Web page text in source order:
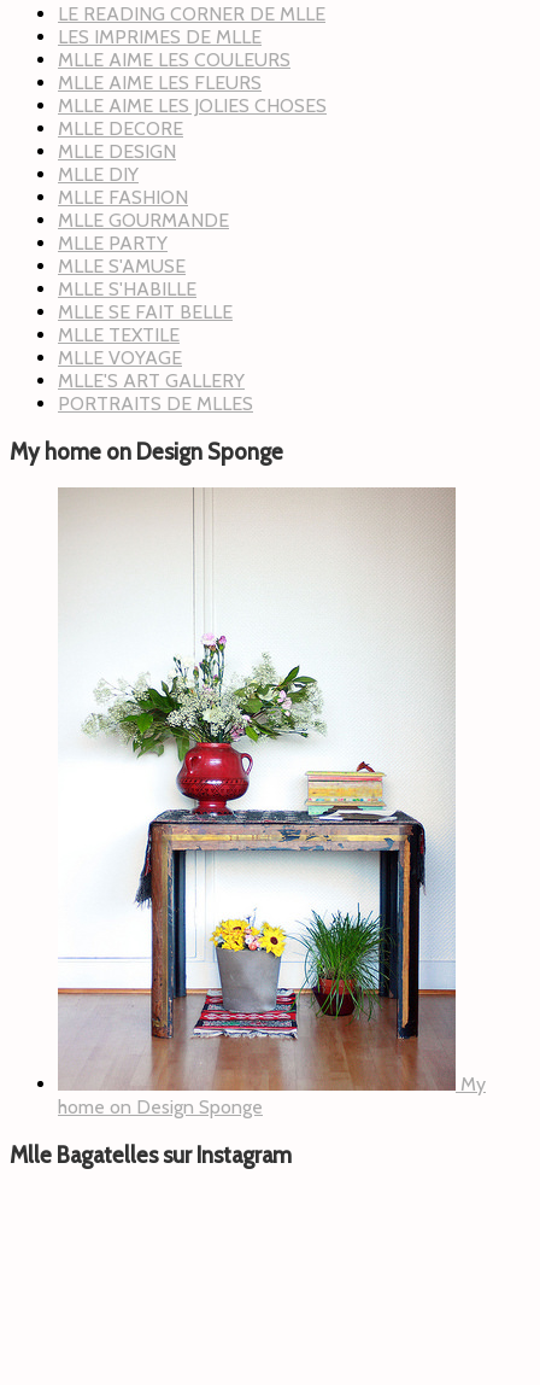
LE READING CORNER DE MLLE
LES IMPRIMES DE MLLE
MLLE AIME LES COULEURS
MLLE AIME LES FLEURS
MLLE AIME LES JOLIES CHOSES
MLLE DECORE
MLLE DESIGN
MLLE DIY
MLLE FASHION
MLLE GOURMANDE
MLLE PARTY
MLLE S'AMUSE
MLLE S'HABILLE
MLLE SE FAIT BELLE
MLLE TEXTILE
MLLE VOYAGE
MLLE'S ART GALLERY
PORTRAITS DE MLLES
My home on Design Sponge
My
home on Design Sponge
Mlle Bagatelles sur Instagram